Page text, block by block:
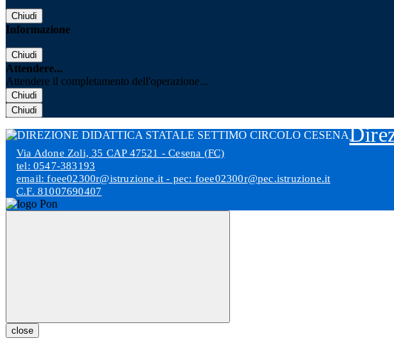
Chiudi
Informazione
Chiudi
Attendere...
Attendere il completamento dell'operazione...
Chiudi
Chiudi
Via Adone Zoli, 35 CAP 47521 - Cesena (FC)
tel: 0547-383193
email: foee02300r@istruzione.it - pec: foee02300r@pec.istruzione.it
C.F. 81007690407
close